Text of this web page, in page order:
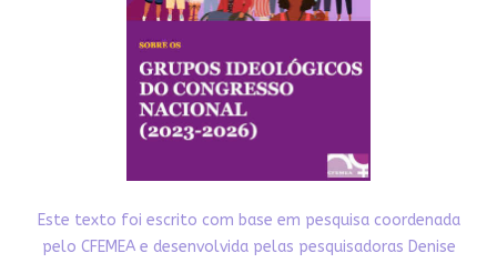
Este texto foi escrito com base em pesquisa coordenada
pelo CFEMEA e desenvolvida pelas pesquisadoras Denise